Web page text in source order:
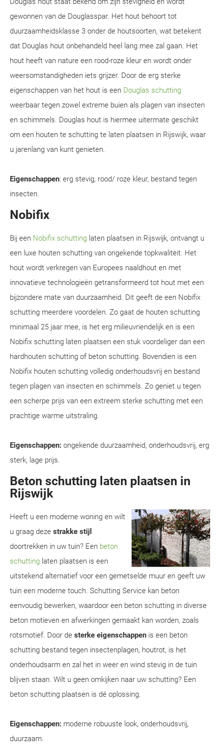
gewonnen van de Douglasspar. Het hout behoort tot
duurzaamheidsklasse 3 onder de houtsoorten, wat betekent
dat Douglas hout onbehandeld heel lang mee zal gaan. Het
hout heeft van nature een rood-roze kleur en wordt onder
weersomstandigheden iets grijzer. Door de erg sterke
eigenschappen van het hout is een Douglas schutting
weerbaar tegen zowel extreme buien als plagen van insecten
en schimmels. Douglas hout is hiermee uitermate geschikt
om een houten te schutting te laten plaatsen in Rijswijk, waar
u jarenlang van kunt genieten.
Eigenschappen: erg stevig, rood/ roze kleur, bestand tegen
insecten.
Nobifix
Bij een Nobifix schutting laten plaatsen in Rijswijk, ontvangt u
een luxe houten schutting van ongekende topkwaliteit. Het
hout wordt verkregen van Europees naaldhout en met
innovatieve technologieën getransformeerd tot hout met een
bijzondere mate van duurzaamheid. Dit geeft de een Nobifix
schutting meerdere voordelen. Zo gaat de houten schutting
minimaal 25 jaar mee, is het erg milieuvriendelijk en is een
Nobifix schutting laten plaatsen een stuk voordeliger dan een
hardhouten schutting of beton schutting. Bovendien is een
Nobifix houten schutting volledig onderhoudsvrij en bestand
tegen plagen van insecten en schimmels. Zo geniet u tegen
een scherpe prijs van een extreem sterke schutting met een
prachtige warme uitstraling.
Eigenschappen: ongekende duurzaamheid, onderhoudsvrij, erg
sterk, lage prijs.
Beton schutting laten plaatsen in
Rijswijk
Heeft u een moderne woning en wilt
u graag deze strakke stijl
doortrekken in uw tuin? Een beton
schutting laten plaatsen is een
uitstekend alternatief voor een gemetselde muur en geeft uw
tuin een moderne touch. Schutting Service kan beton
eenvoudig bewerken, waardoor een beton schutting in diverse
beton motieven en afwerkingen gemaakt kan worden, zoals
rotsmotief. Door de sterke eigenschappen is een beton
schutting bestand tegen insectenplagen, houtrot, is het
onderhoudsarm en zal het in weer en wind stevig in de tuin
blijven staan. Wilt u geen omkijken naar uw schutting? Een
beton schutting plaatsen is dé oplossing.
Eigenschappen: moderne robuuste look, onderhoudsvrij,
duurzaam.